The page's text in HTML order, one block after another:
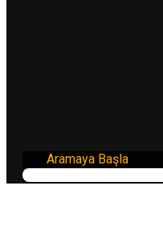
Aramaya Başla